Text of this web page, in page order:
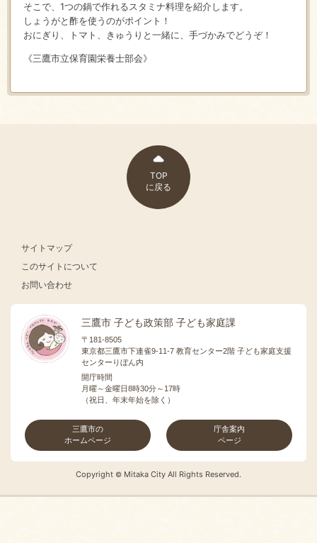
そこで、1つの鍋で作れるスタミナ料理を紹介します。
しょうがと酢を使うのがポイント！
おにぎり、トマト、きゅうりと一緒に、手づかみでどうぞ！
《三鷹市立保育園栄養士部会》
TOP
に戻る
サイトマップ
このサイトについて
お問い合わせ
三鷹市 子ども政策部 子ども家庭課
〒181-8505
東京都三鷹市下連雀9-11-7 教育センター2階 子ども家庭支援
センターりぼん内
開庁時間
月曜～金曜日8時30分～17時
（祝日、年末年始を除く）
三鷹市の
ホームページ
庁舎案内
ページ
Copyright © Mitaka City All Rights Reserved.